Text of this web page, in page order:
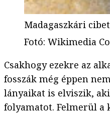
Madagaszkári
Fotó: Wikimedia
Csakhogy ezekre az
fosszák még éppen
lányaikat is elviszik,
folyamatot. Felmerül a